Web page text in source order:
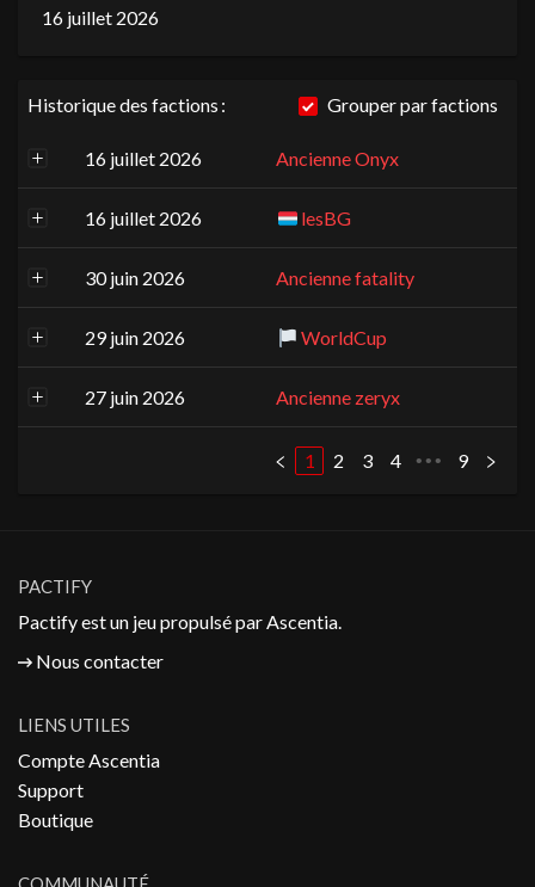
16 juillet 2026
Historique des factions : Grouper par factions
16 juillet 2026 Ancienne Onyx
16 juillet 2026 lesBG
30 juin 2026 Ancienne fatality
29 juin 2026 WorldCup
27 juin 2026 Ancienne zeryx
1 2 3 4 ••• 9
PACTIFY
Pactify est un jeu propulsé parAscentia.
Nous contacter
LIENS UTILES
Compte Ascentia
Support
Boutique